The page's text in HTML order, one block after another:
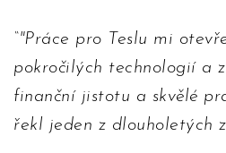
"Práce pro Teslu mi
pokročilých technologií a
finanční jistotu a skvělé
řekl jeden z dlouholetých